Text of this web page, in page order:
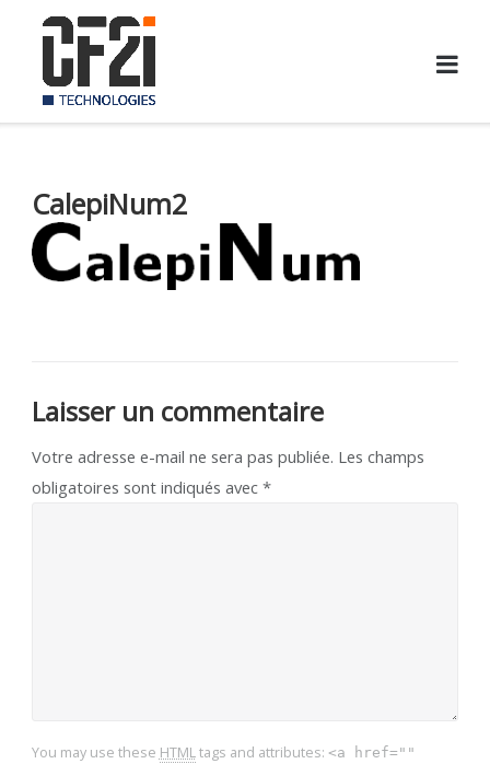
content
CalepiNum2
Laisser un commentaire
Votre adresse e-mail ne sera pas publiée. Les champs
obligatoires sont indiqués avec *
You may use these HTMLtags and attributes: <a href=""